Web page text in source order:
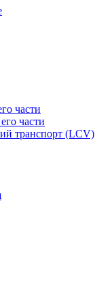
части
части
транспорт (LCV)